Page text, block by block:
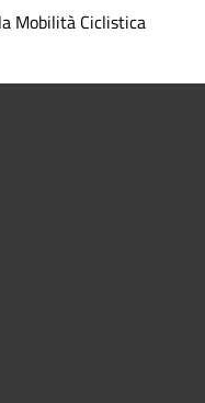
Mobilità Ciclistica